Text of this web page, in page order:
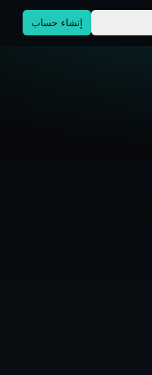
إنشاء حساب